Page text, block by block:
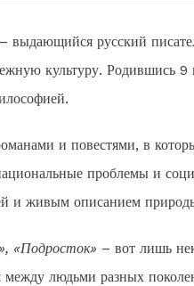
– выдающийся русский
культуру. Родившись
и повестями, в
проблемы и
и живым описанием
«Подросток» – вот лишь
между людьми разных